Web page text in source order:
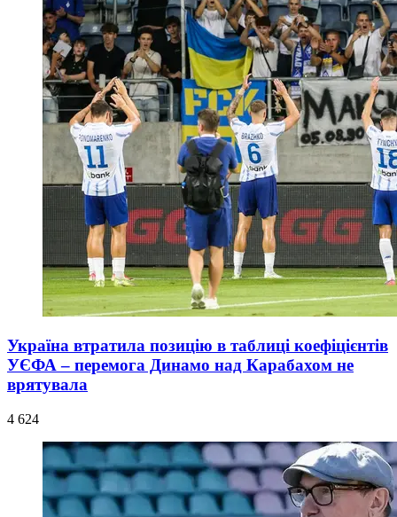
Україна втратила позицію в таблиці коефіцієнтів
УЄФА – перемога Динамо над Карабахом не
врятувала
4 624